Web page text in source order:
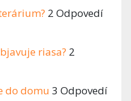
2 Odpovedí
riasa? 2
do domu 3 Odpovedí